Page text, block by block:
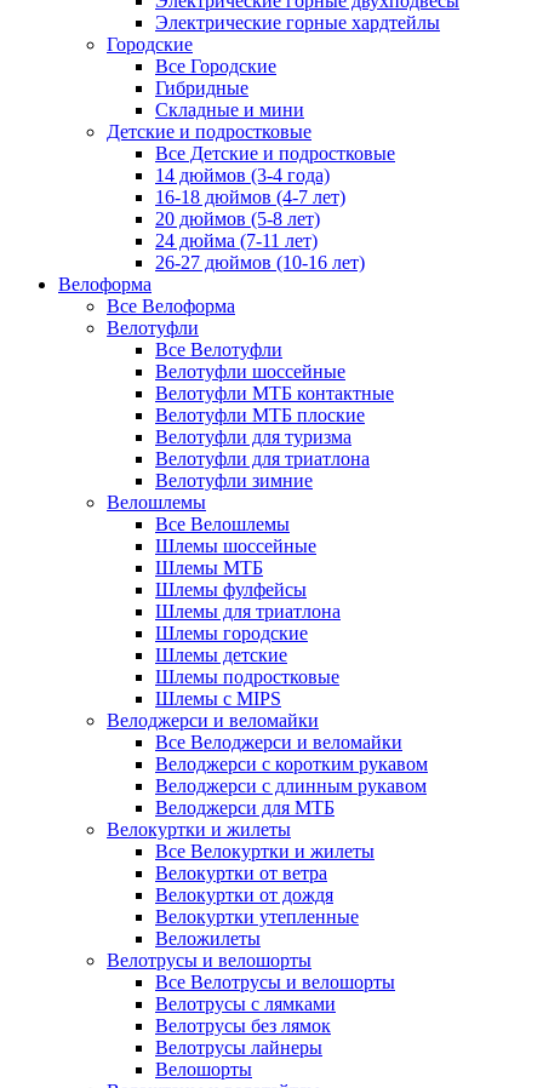
Электрические горные хардтейлы
Городские
Все Городские
Гибридные
Складные и мини
Детские и подростковые
Все Детские и подростковые
14 дюймов (3-4 года)
16-18 дюймов (4-7 лет)
20 дюймов (5-8 лет)
24 дюйма (7-11 лет)
26-27 дюймов (10-16 лет)
Велоформа
Все Велоформа
Велотуфли
Все Велотуфли
Велотуфли шоссейные
Велотуфли МТБ контактные
Велотуфли МТБ плоские
Велотуфли для туризма
Велотуфли для триатлона
Велотуфли зимние
Велошлемы
Все Велошлемы
Шлемы шоссейные
Шлемы МТБ
Шлемы фулфейсы
Шлемы для триатлона
Шлемы городские
Шлемы детские
Шлемы подростковые
Шлемы с MIPS
Велоджерси и веломайки
Все Велоджерси и веломайки
Велоджерси с коротким рукавом
Велоджерси с длинным рукавом
Велоджерси для МТБ
Велокуртки и жилеты
Все Велокуртки и жилеты
Велокуртки от ветра
Велокуртки от дождя
Велокуртки утепленные
Веложилеты
Велотрусы и велошорты
Все Велотрусы и велошорты
Велотрусы с лямками
Велотрусы без лямок
Велотрусы лайнеры
Велошорты